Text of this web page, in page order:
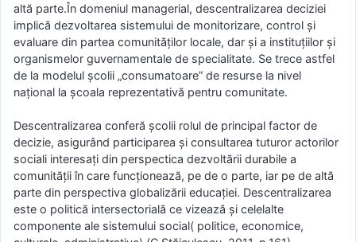
altă parte.În domeniul managerial, descentralizarea deciziei
implică dezvoltarea sistemului de monitorizare, control şi
evaluare din partea comunităţilor locale, dar şi a instituţiilor şi
organismelor guvernamentale de specialitate. Se trece astfel
de la modelul şcolii „consumatoare” de resurse la nivel
naţional la şcoala reprezentativă pentru comunitate.
Descentralizarea conferă şcolii rolul de principal factor de
decizie, asigurând participarea şi consultarea tuturor actorilor
sociali interesaţi din perspectica dezvoltării durabile a
comunităţii în care funcţionează, pe de o parte, iar pe de altă
parte din perspectiva globalizării educaţiei. Descentralizarea
este o politică intersectorială ce vizează şi celelalte
componente ale sistemului social( politice, economice,